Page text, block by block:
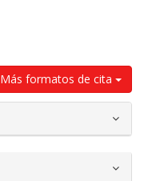
Más formatos de cita